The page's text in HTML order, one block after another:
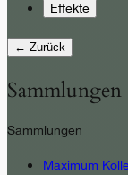
Effekte
← Zurück
Sammlungen
Sammlungen
Maximum